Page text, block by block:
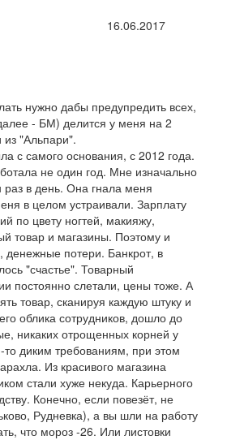
16.06.2017
нужно дабы предупредить всех,
- БМ) делится у меня на 2
"Альпари".
с самого основания, с 2012 года.
не один год. Мне изначально
в день. Она гнала меня
в целом устраивали. Зарплату
по цвету ногтей, макияжу,
товар и магазины. Поэтому и
денежные потери. Банкрот, в
"счастье". Товарный
постоянно слетали, цены тоже. А
товар, сканируя каждую штуку и
облика сотрудников, дошло до
никаких отрощенных корней у
диким требованиям, при этом
Из красивого магазина
стали хуже некуда. Карьерного
Конечно, если повезёт, не
Рудневка), а вы шли на работу
что мороз -26. Или листовки